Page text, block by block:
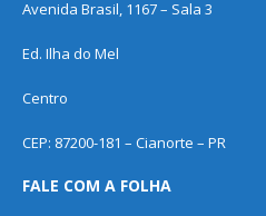
Avenida Brasil, 1167 – Sala 3
Ed. Ilha do Mel
Centro
CEP: 87200-181 – Cianorte – PR
FALE COM A FOLHA